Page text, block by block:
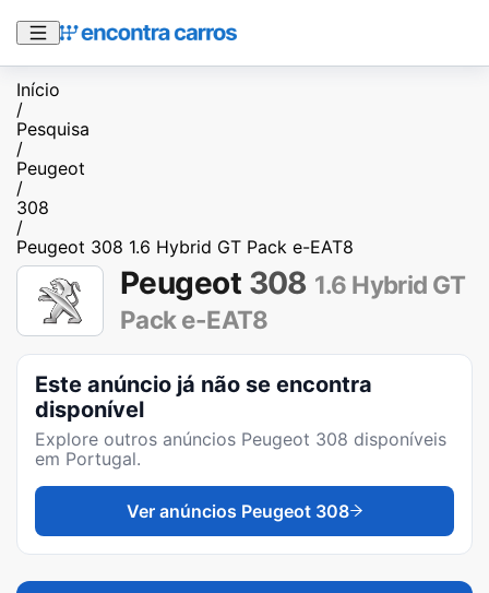
Início
/
Pesquisa
/
Peugeot
/
308
/
Peugeot 308 1.6 Hybrid GT Pack e-EAT8
Peugeot 308 1.6 Hybrid GT
Pack e-EAT8
Este anúncio já não se encontra
disponível
Explore outros anúncios Peugeot 308 disponíveis
em Portugal.
Ver anúncios Peugeot 308